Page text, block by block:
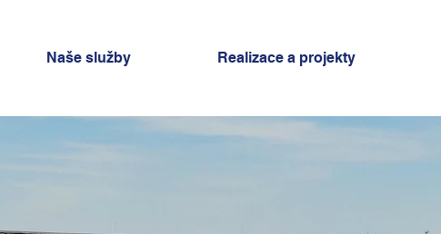
Naše služby Realizace a projekty